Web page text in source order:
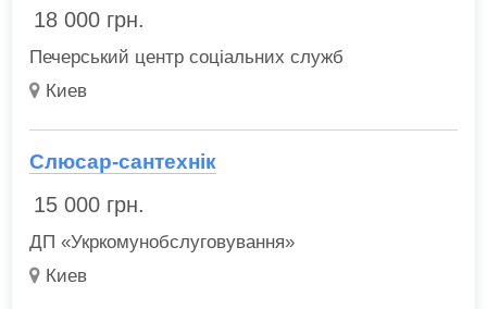
18 000 грн.
Печерський центр соціальних служб
Киев
Слюсар-сантехнік
15 000 грн.
ДП «Укркомунобслуговування»
Киев